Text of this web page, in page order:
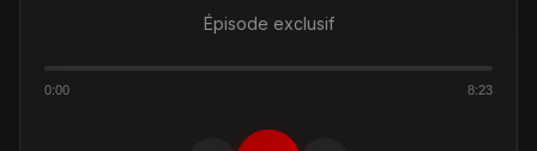
Épisode exclusif
0:00 8:23